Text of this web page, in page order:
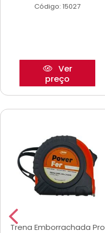
Código: 15027
Ver
preço
Trena Emborrachada Pro